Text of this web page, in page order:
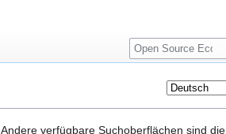
verfügbare Suchoberflächen sind die
Suche